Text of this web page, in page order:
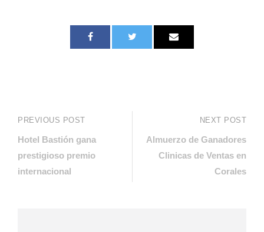
PREVIOUS POST
Hotel Bastión gana
prestigioso premio
internacional
NEXT POST
Almuerzo de Ganadores
Clinicas de Ventas en
Corales